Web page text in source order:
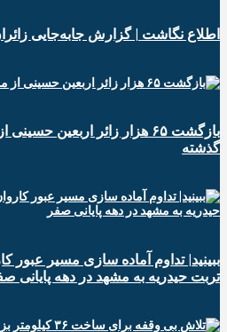
️اطلاع نگاشت | گزارش جابه‌جایی
️بازگشت ۶۵ هزار زائر اربعین
گذشته
ببینید| تداوم آماده سازی مسیر عبور
تربت حیدریه به مشهد در دهه پایانی